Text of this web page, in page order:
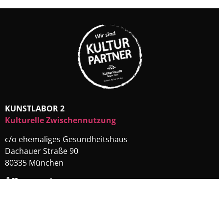
KUNSTLABOR 2
Kulturelle Zwischennutzung
c/o ehemaliges Gesundheitshaus
Dachauer Straße 90
80335 München
Öffnungszeiten: